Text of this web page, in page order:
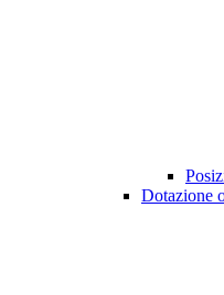
Dotazione